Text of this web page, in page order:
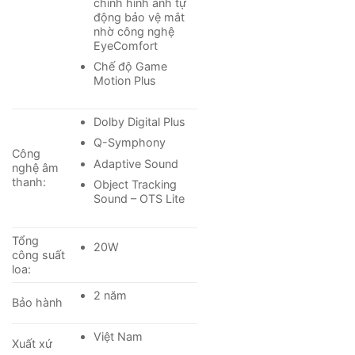
– Hệ điều hànhTizen™cài đặt trên tivi mang lại trải
nghiệm thú vị với các thẻ chứa thông tin chia thành
*Hình ảnh chỉ mang tính chất minh họa
động bảo vệ mắt
nhờ công nghệ
EyeComfort
Chế độ Game
Motion Plus
Công
nghệ âm
thanh:
Dolby Digital Plus
Q-Symphony
Adaptive Sound
Object Tracking
Sound – OTS Lite
Tổng
công suất
loa:
20W
Bảo hành
2 năm
Xuất xứ
Việt Nam